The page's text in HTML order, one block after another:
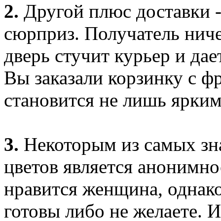
2. Другой плюс доставки
сюрприз. Получатель
дверь стучит курьер и
Вы заказали корзинку с
становится не лишь
3. Некоторым из самых
цветов является
нравится женщина,
готовы либо не желаете.